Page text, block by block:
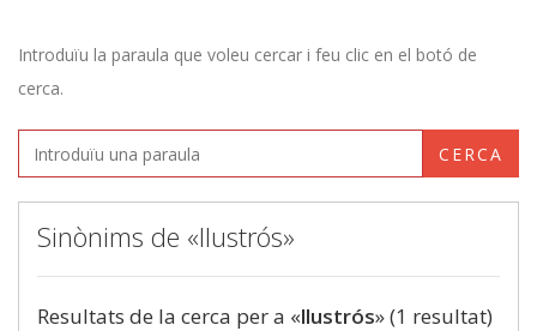
Introduïu la paraula que voleu cercar i feu clic en el botó de
cerca.
CERCA
Sinònims de «llustrós»
Resultats de la cerca per a «llustrós» (1 resultat)